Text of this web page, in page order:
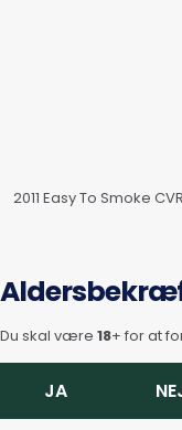
2011 Easy To Smoke
Du skal være 18+ for at
JA